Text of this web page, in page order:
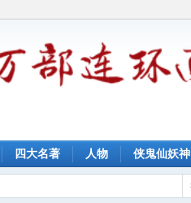
四大名著 人物 侠鬼仙妖神